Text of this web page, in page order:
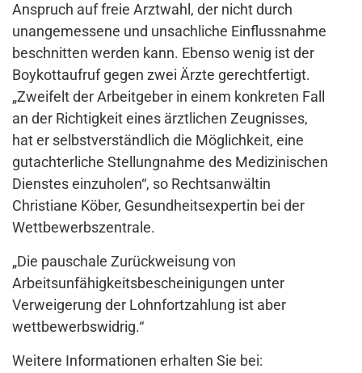
Anspruch auf freie Arztwahl, der nicht durch
unangemessene und unsachliche Einflussnahme
beschnitten werden kann. Ebenso wenig ist der
Boykottaufruf gegen zwei Ärzte gerechtfertigt.
„Zweifelt der Arbeitgeber in einem konkreten Fall
an der Richtigkeit eines ärztlichen Zeugnisses,
hat er selbstverständlich die Möglichkeit, eine
gutachterliche Stellungnahme des Medizinischen
Dienstes einzuholen“, so Rechtsanwältin
Christiane Köber, Gesundheitsexpertin bei der
Wettbewerbszentrale.
„Die pauschale Zurückweisung von
Arbeitsunfähigkeitsbescheinigungen unter
Verweigerung der Lohnfortzahlung ist aber
wettbewerbswidrig.“
Weitere Informationen erhalten Sie bei: